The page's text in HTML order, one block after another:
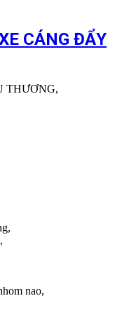
CÁNG ĐẨY
THƯƠNG,
nao,